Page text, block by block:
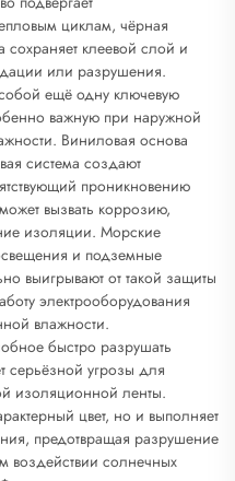
циклам, чёрная
сохраняет клеевой слой и
или разрушения.
собой ещё одну ключевую
важную при наружной
Виниловая основа
система создают
проникновению
вызвать коррозию,
изоляции. Морские
и подземные
выигрывают от такой защиты
электрооборудования
влажности.
быстро разрушать
серьёзной угрозы для
изоляционной ленты.
цвет, но и выполняет
предотвращая разрушение
воздействии солнечных